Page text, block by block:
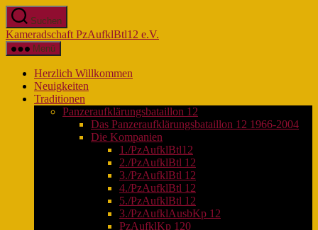
Zum
Inhalt
springen
Suchen
Kameradschaft PzAufklBtl12 e.V.
Menü
Herzlich Willkommen
Neuigkeiten
Traditionen
Panzeraufklärungsbataillon 12
Das Panzeraufklärungsbataillon 12 1966-2004
Die Kompanien
1./PzAufklBtl12
2./PzAufklBtl 12
3./PzAufklBtl 12
4./PzAufklBtl 12
5./PzAufklBtl 12
3./PzAufklAusbKp 12
PzAufklKp 120